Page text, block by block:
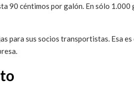
90 céntimos por galón. En sólo 1.000
para sus socios transportistas. Esa